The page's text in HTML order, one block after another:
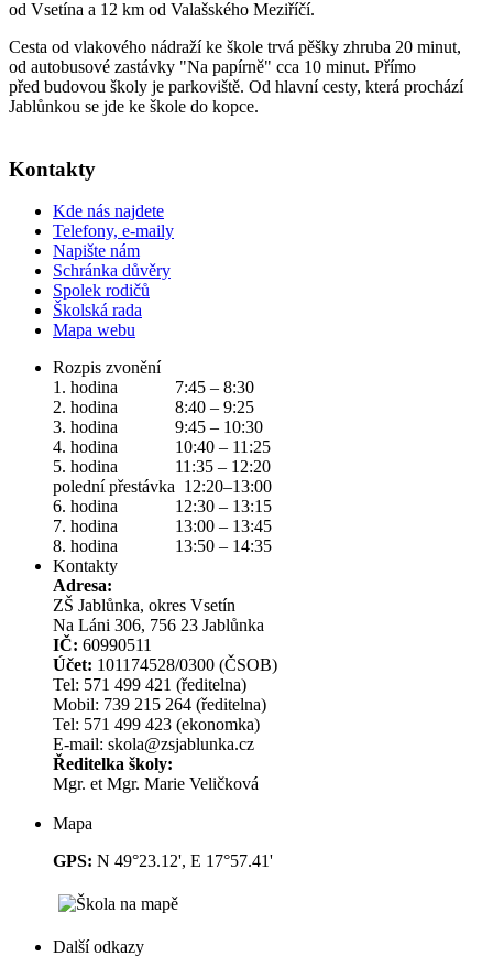
od Vsetína a 12 km od Valašského Meziříčí.
Cesta od vlakového nádraží ke škole trvá pěšky zhruba 20 minut,
od autobusové zastávky "Na papírně" cca 10 minut. Přímo
před budovou školy je parkoviště. Od hlavní cesty, která prochází
Jablůnkou se jde ke škole do kopce.
Kontakty
Kde nás najdete
Telefony, e-maily
Napište nám
Schránka důvěry
Spolek rodičů
Školská rada
Mapa webu
Rozpis zvonění
1. hodina 7:45 – 8:30
2. hodina 8:40 – 9:25
3. hodina 9:45 – 10:30
4. hodina 10:40 – 11:25
5. hodina 11:35 – 12:20
polední přestávka 12:20–13:00
6. hodina 12:30 – 13:15
7. hodina 13:00 – 13:45
8. hodina 13:50 – 14:35
Kontakty
Adresa:
ZŠ Jablůnka, okres Vsetín
Na Láni 306, 756 23 Jablůnka
IČ: 60990511
Účet: 101174528/0300 (ČSOB)
Tel: 571 499 421 (ředitelna)
Mobil: 739 215 264 (ředitelna)
Tel: 571 499 423 (ekonomka)
E-mail: skola@zsjablunka.cz
Ředitelka školy:
Mgr. et Mgr. Marie Veličková
Mapa
GPS: N 49°23.12', E 17°57.41'
Další odkazy